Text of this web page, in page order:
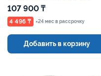
Рустикаль, Евромебель
107 900 ₸
4 496 ₸ ×24 мес в рассрочку
Добавить в корзину